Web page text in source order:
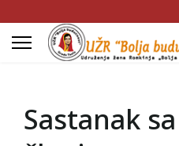
Sastanak sa